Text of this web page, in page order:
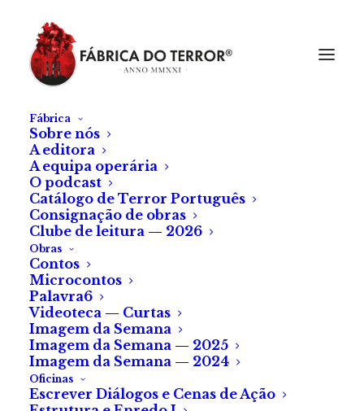
Fábrica
Sobre nós
A editora
A equipa operária
O podcast
Catálogo de Terror Português
Consignação de obras
Clube de leitura — 2026
Obras
Contos
Microcontos
Palavra6
Videoteca — Curtas
Imagem da Semana
Imagem da Semana — 2025
Imagem da Semana — 2024
Oficinas
Escrever Diálogos e Cenas de Ação